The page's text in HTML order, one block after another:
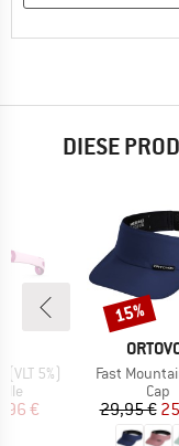
DIESE
5%)
Preis
€
MARKE
Artikel
Fast
Cap
29,95 €
Rabatt
15%